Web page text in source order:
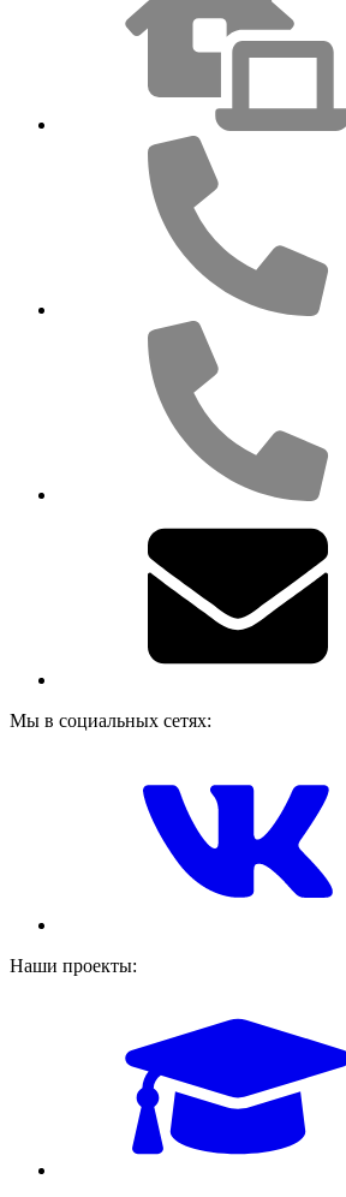
Мы в социальных сетях:
Наши проекты: